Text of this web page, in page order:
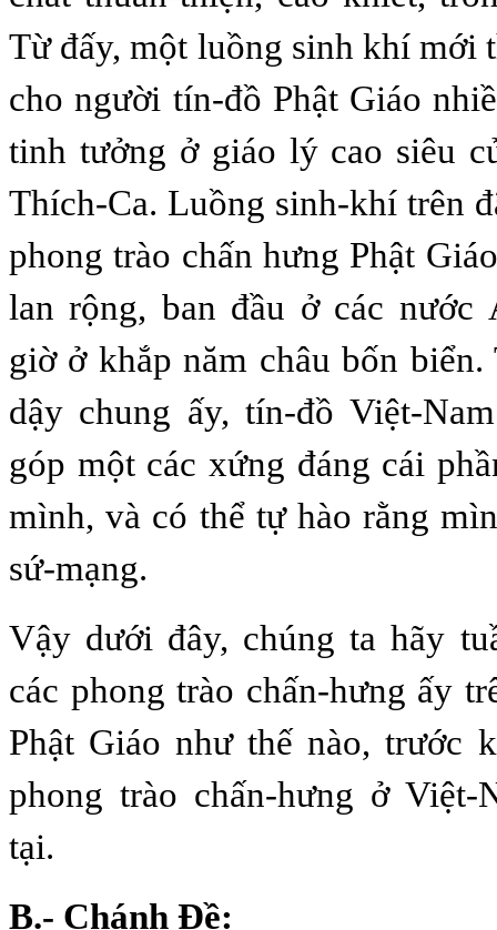
Từ đấy, một luồng sinh khí mới
cho người tín-đồ Phật Giáo
tinh tưởng ở giáo lý cao siêu
Thích-Ca. Luồng sinh-khí trên
phong trào chấn hưng Phật
lan rộng, ban đầu ở các nước
giờ ở khắp năm châu bốn
dậy chung ấy, tín-đồ Việt-
góp một các xứng đáng cái
mình, và có thể tự hào rằng
sứ-mạng.
Vậy dưới đây, chúng ta hãy
các phong trào chấn-hưng ấy
Phật Giáo như thế nào, trước
phong trào chấn-hưng ở Việt-
tại.
B.- Chánh Ðề: